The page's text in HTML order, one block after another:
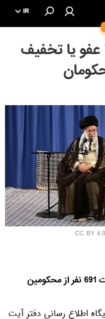
IR
عفو یا تخفیف
CC BY 4.0
رهبر ایران با عفو یا تخفیف مجازات 691 نفر از محکومین
اطلاع رسانی دفتر آیت